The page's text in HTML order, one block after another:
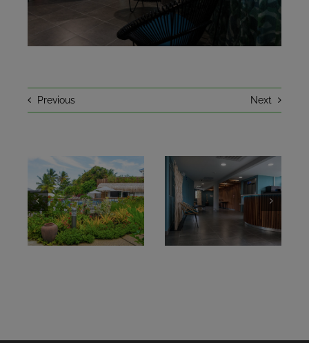
EN CE MOMENT
RÉSERVER
Previous Next